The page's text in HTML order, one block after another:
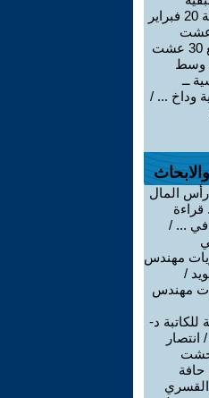
بالمغرب و حركة 20 فبراير
وسط
ــ
وداخ ... /
المال
قراءة
في ... /
مهندس
/
مهندس
للكاتبة د-
حافة
القسري